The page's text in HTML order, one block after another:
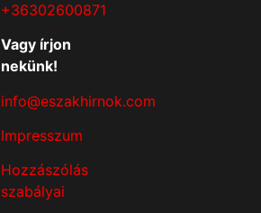
+36302600871
Vagy írjon
nekünk!
info@eszakhirnok.com
Impresszum
Hozzászólás
szabályai